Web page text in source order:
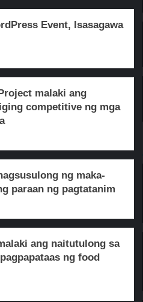
Event, Isasagawa
malaki ang
competitive ng mga
ng maka-
paraan ng pagtatanim
ang naitutulong sa
ng food